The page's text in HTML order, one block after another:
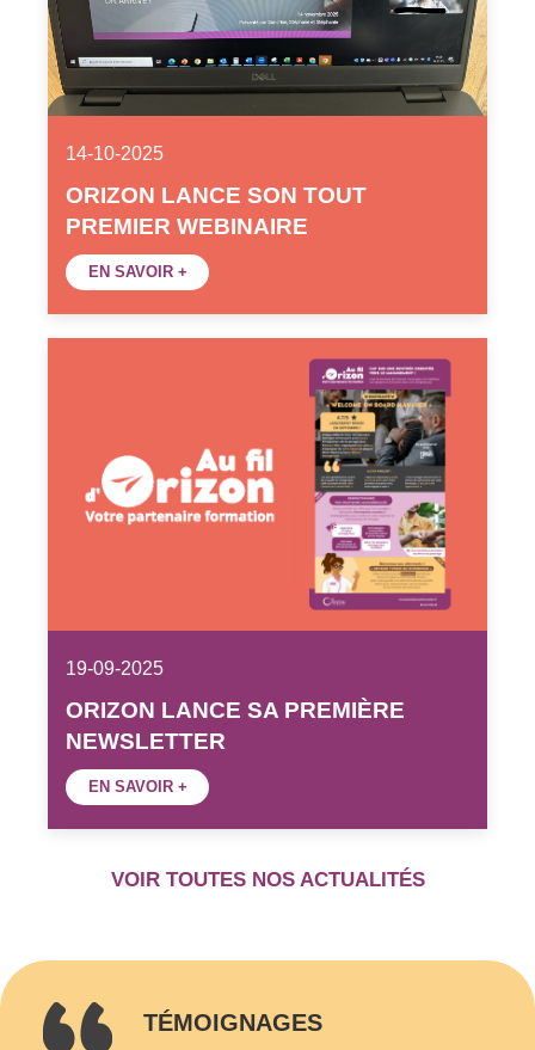
14-10-2025
ORIZON LANCE SON TOUT
PREMIER WEBINAIRE
EN SAVOIR +
19-09-2025
ORIZON LANCE SA PREMIÈRE
NEWSLETTER
EN SAVOIR +
VOIR TOUTES NOS ACTUALITÉS
TÉMOIGNAGES